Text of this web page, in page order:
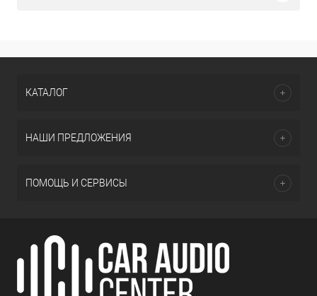
КАТАЛОГ
НАШИ ПРЕДЛОЖЕНИЯ
ПОМОЩЬ И СЕРВИСЫ